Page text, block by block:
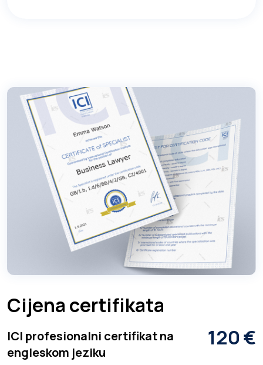
Cijena certifikata
ICI profesionalni certifikat na
engleskom jeziku
120 €